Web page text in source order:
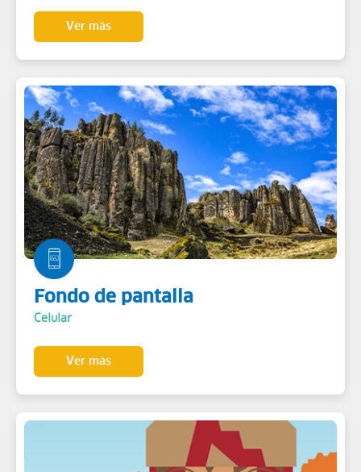
Ver más
Fondo de pantalla
Celular
Ver más